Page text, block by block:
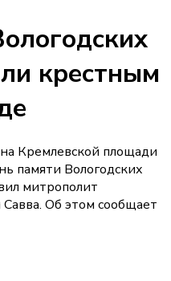
крестным
Кремлевской площади
памяти Вологодских
митрополит
Об этом сообщает